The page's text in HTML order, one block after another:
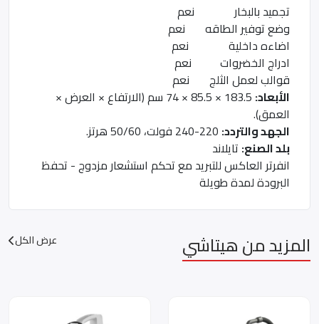
تجميد بالبخار نعم
وضع توفير الطاقه نعم
اضاءه داخلية نعم
ادراج الخضروات نعم
قوالب لعمل الثلج نعم
الأبعاد:
183.5 × 85.5 × 74 سم (الارتفاع × العرض ×
العمق).
الجهد والتردد:
بلد الصنع: تايلاند
انفرتر العاكس للتبريد مع تحكم استشعار مزدوج - تحفظ
البرودة لمدة طويلة
المزيد من هيتاشي عرض الكل